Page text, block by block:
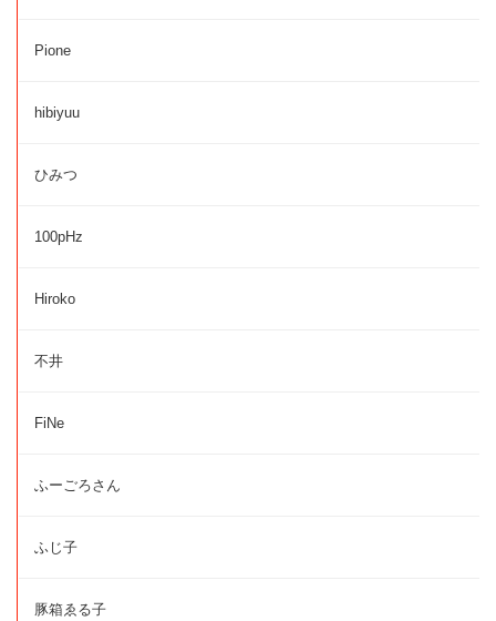
Pione
hibiyuu
ひみつ
100pHz
Hiroko
不井
FiNe
ふーごろさん
ふじ子
豚箱ゑる子